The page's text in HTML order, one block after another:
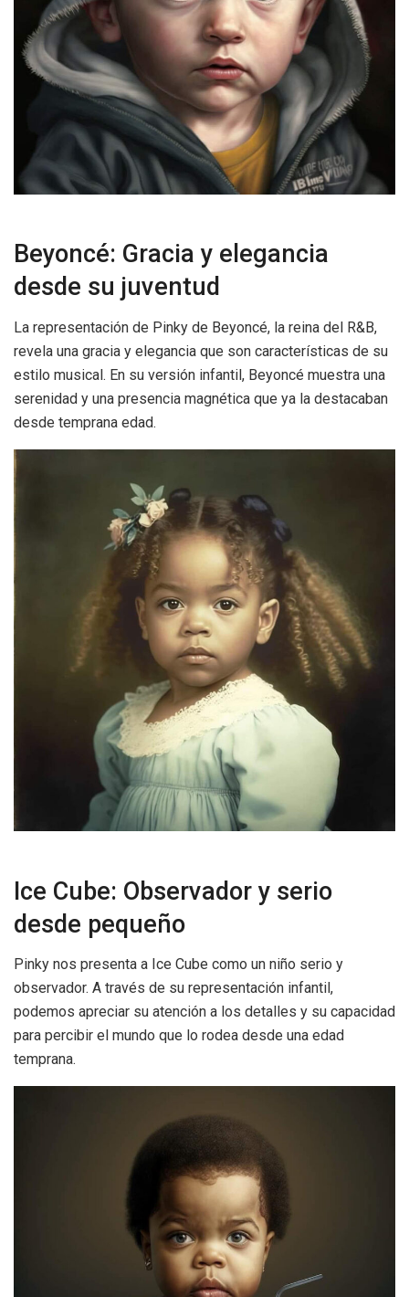
Beyoncé: Gracia y elegancia
desde su juventud
La representación de Pinky de Beyoncé, la reina del R&B,
revela una gracia y elegancia que son características de su
estilo musical. En su versión infantil, Beyoncé muestra una
serenidad y una presencia magnética que ya la destacaban
desde temprana edad.
Ice Cube: Observador y serio
desde pequeño
Pinky nos presenta a Ice Cube como un niño serio y
observador. A través de su representación infantil,
podemos apreciar su atención a los detalles y su capacidad
para percibir el mundo que lo rodea desde una edad
temprana.